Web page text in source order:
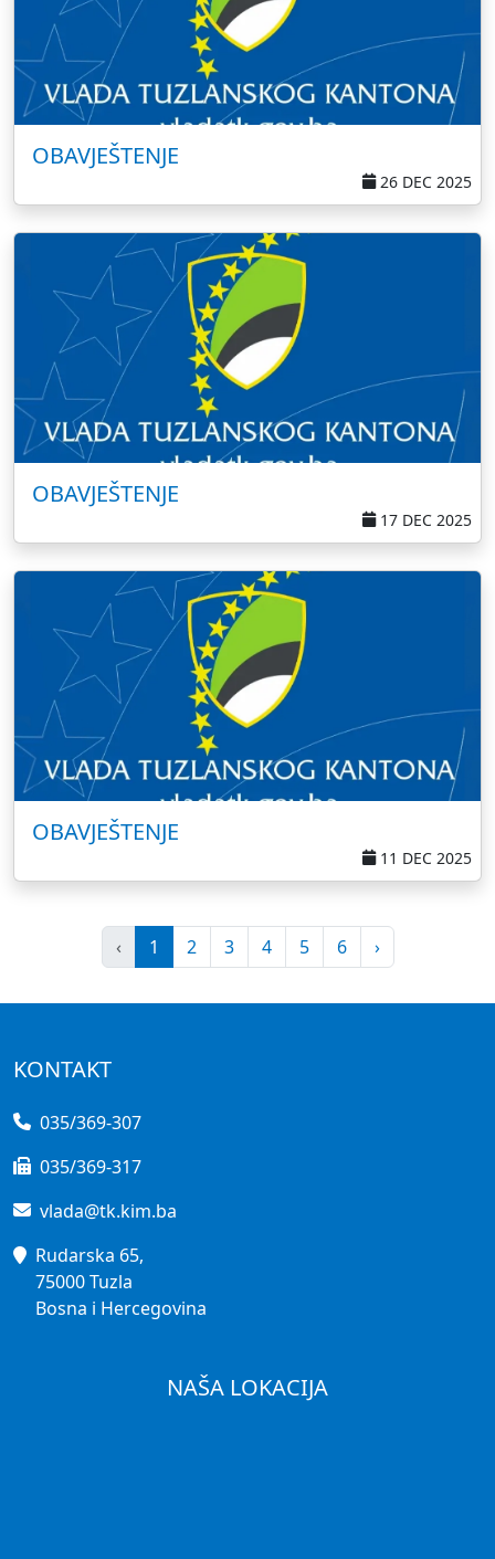
OBAVJEŠTENJE
26 DEC 2025
OBAVJEŠTENJE
17 DEC 2025
OBAVJEŠTENJE
11 DEC 2025
‹ 1 2 3 4 5 6 ›
KONTAKT
035/369-307
035/369-317
vlada@tk.kim.ba
Rudarska 65,
75000 Tuzla
Bosna i Hercegovina
NAŠA LOKACIJA